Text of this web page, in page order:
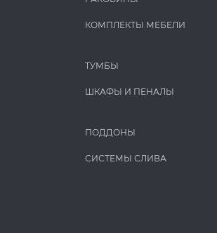
КОМПЛЕКТЫ МЕБЕЛИ
ТУМБЫ
ШКАФЫ И ПЕНАЛЫ
ПОДДОНЫ
СИСТЕМЫ СЛИВА